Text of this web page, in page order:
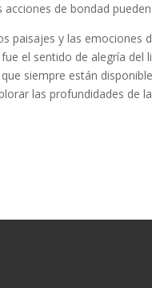
acciones de bondad
paisajes y las emociones
el sentido de alegría
siempre están
las profundidades de